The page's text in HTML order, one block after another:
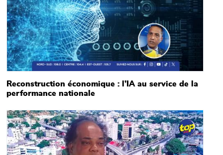
Reconstruction économique : l’IA au service de la
performance nationale
Main picture